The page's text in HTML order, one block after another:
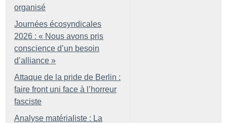
organisé
Journées écosyndicales
2026 : « Nous avons pris
conscience d’un besoin
d’alliance »
Attaque de la pride de Berlin :
faire front uni face à l’horreur
fasciste
Analyse matérialiste : La